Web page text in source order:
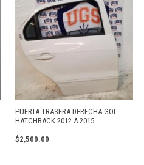
PUERTA TRASERA DERECHA GOL
HATCHBACK 2012 A 2015
$2,500.00